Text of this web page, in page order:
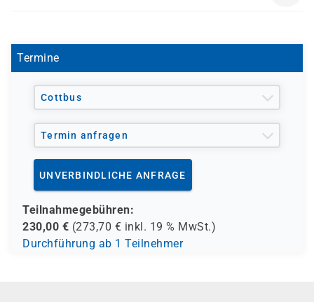
Teilnehmende von Integrations- und
Sprachkursen, die das C1-Niveau abgeschlossen
haben
Termine
Cottbus
Termin anfragen
UNVERBINDLICHE ANFRAGE
Teilnahmegebühren:
230,00 € (273,70 € inkl. 19 % MwSt.)
Durchführung ab 1 Teilnehmer